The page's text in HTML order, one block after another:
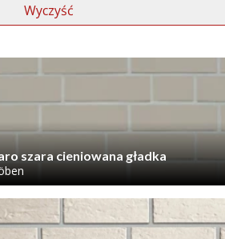
Wyczyść
szara cieniowana gładka